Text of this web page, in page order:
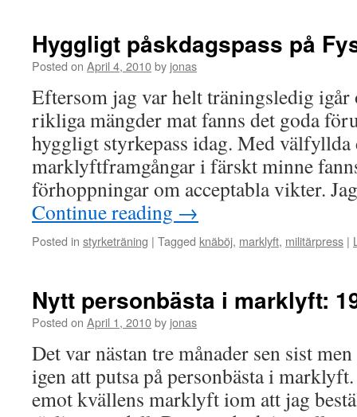
Hyggligt påskdagspass på
Posted on April 4, 2010by jonas
Eftersom jag var helt träningsledig
rikliga mängder mat fanns det goda
hyggligt styrkepass idag. Med välfyllda
marklyftframgångar i färskt minne
förhoppningar om acceptabla vikter.
Continue reading →
Posted in styrketräning | Tagged knäböj, marklyft, militärpress |
Nytt personbästa i marklyft:
Posted on April 1, 2010by jonas
Det var nästan tre månader sen sist
igen att putsa på personbästa i
emot kvällens marklyft iom att jag